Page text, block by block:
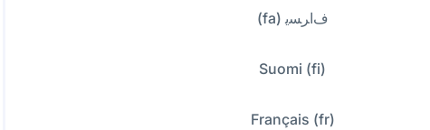
ﻑﺍﺮﺴﯾ (fa)
Suomi (fi)
Français (fr)